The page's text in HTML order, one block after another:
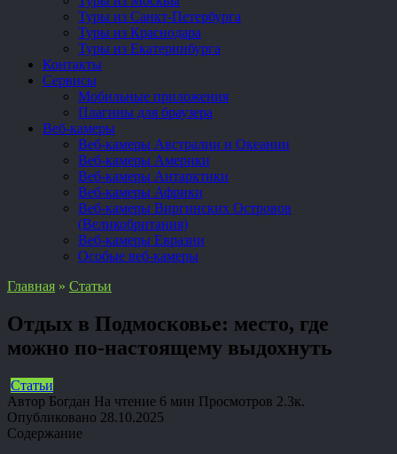
Туры из Санкт-Петербурга
Туры из Краснодара
Туры из Екатеринбурга
Контакты
Сервисы
Мобильные приложения
Плагины для браузера
Веб-камеры
Веб-камеры Австралии и Океании
Веб-камеры Америки
Веб-камеры Антарктики
Веб-камеры Африки
Веб-камеры Виргинских Островов
(Великобритания)
Веб-камеры Евразии
Особые веб-камеры
Главная » Статьи
Отдых в Подмосковье: место, где
можно по-настоящему выдохнуть
Статьи
Автор Богдан На чтение 6 мин Просмотров 2.3к.
Опубликовано 28.10.2025
Содержание